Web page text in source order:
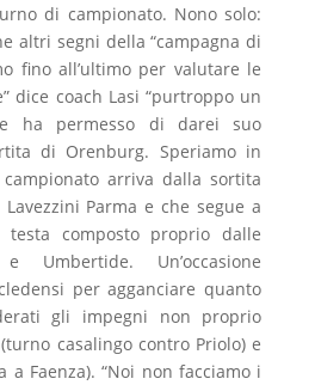
di campionato. Nono solo:
altri segni della “campagna di
fino all’ultimo per valutare le
dice coach Lasi “purtroppo un
ha permesso di darei suo
di Orenburg. Speriamo in
arriva dalla sortita
Parma e che segue a
composto proprio dalle
Umbertide. Un’occasione
per agganciare quanto
gli impegni non proprio
casalingo contro Priolo) e
a Faenza). “Noi non facciamo i